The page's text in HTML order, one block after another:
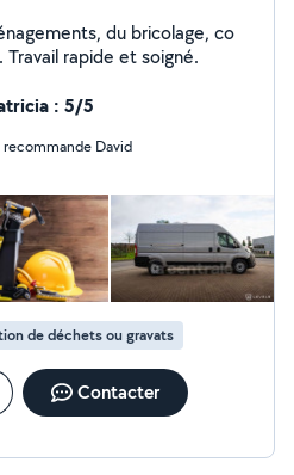
du bricolage, co
rapide et soigné.
: 5/5
David
de déchets ou gravats
Contacter